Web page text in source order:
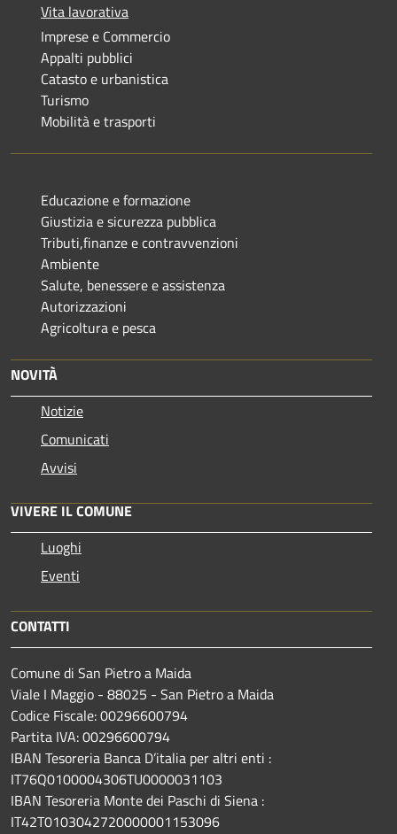
Vita lavorativa
Imprese e Commercio
Appalti pubblici
Catasto e urbanistica
Turismo
Mobilità e trasporti
Educazione e formazione
Giustizia e sicurezza pubblica
Tributi,finanze e contravvenzioni
Ambiente
Salute, benessere e assistenza
Autorizzazioni
Agricoltura e pesca
NOVITÀ
Notizie
Comunicati
Avvisi
VIVERE IL COMUNE
Luoghi
Eventi
CONTATTI
Comune di San Pietro a Maida
Viale I Maggio - 88025 - San Pietro a Maida
Codice Fiscale: 00296600794
Partita IVA: 00296600794
IBAN Tesoreria Banca D’italia per altri enti :
IT76Q0100004306TU0000031103
IBAN Tesoreria Monte dei Paschi di Siena :
IT42T0103042720000001153096